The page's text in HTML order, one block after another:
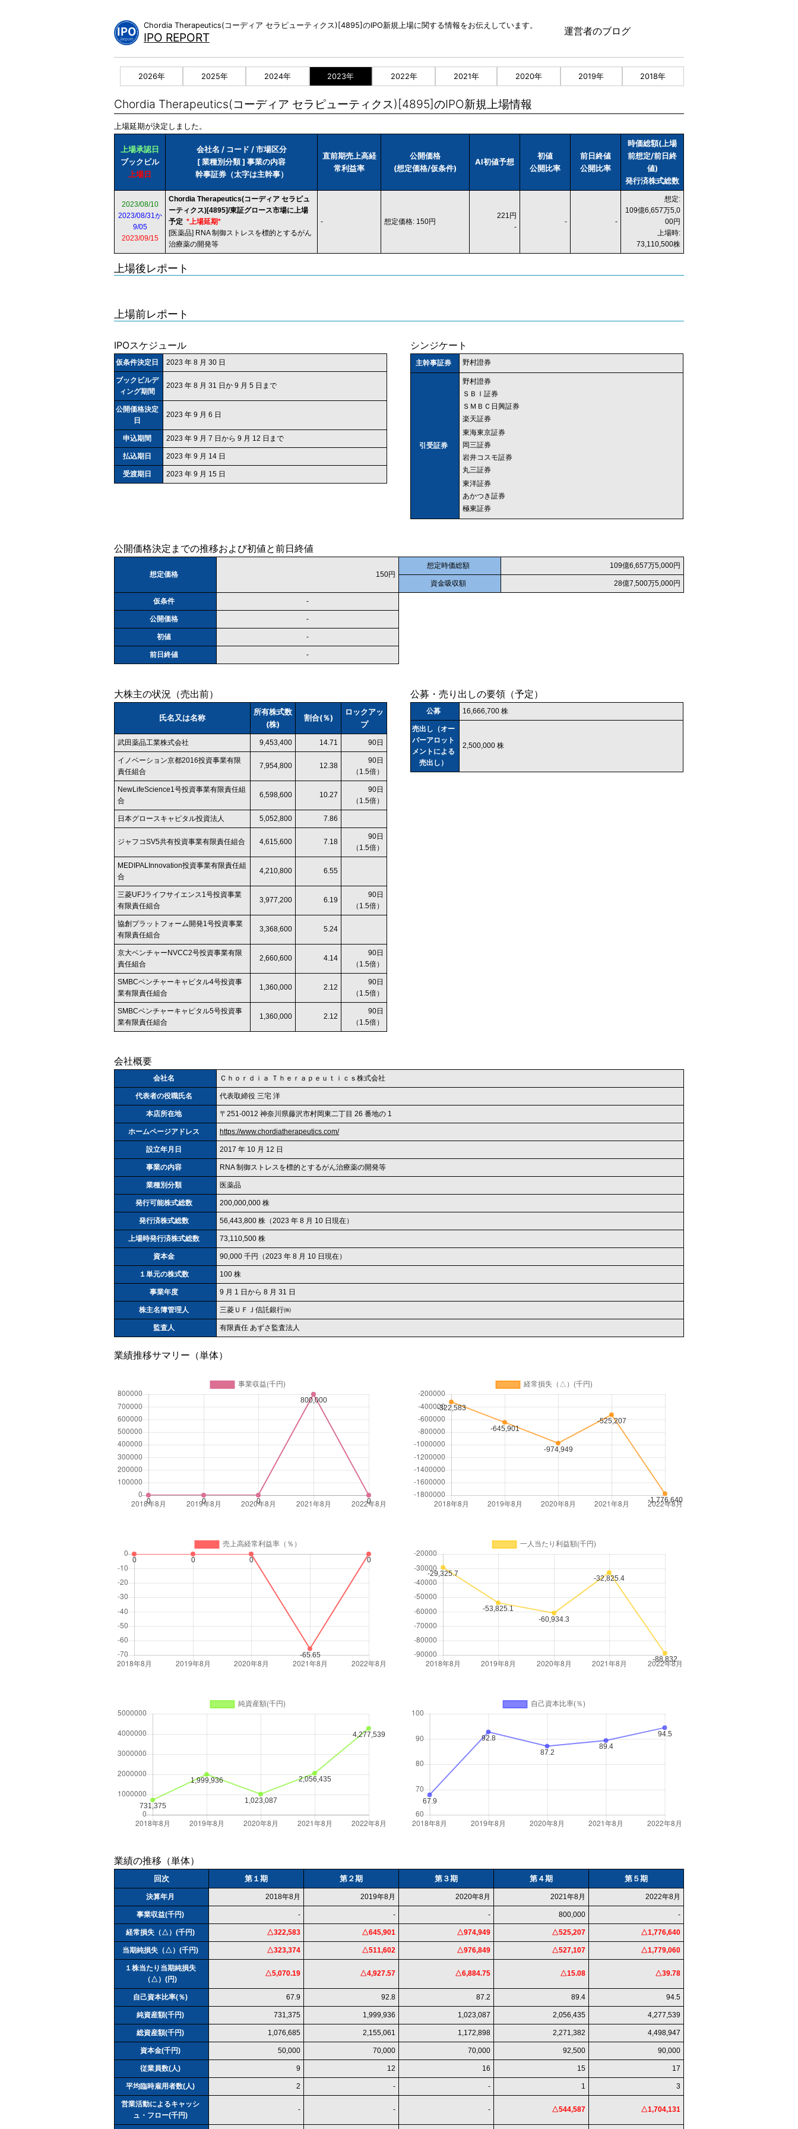
Chordia Therapeutics(コーディア セラピューティクス)[4895]のIPO新規上場に関する情報をお伝えしています。
IPO REPORT 運営者のブログ
2026年 2025年 2024年 2023年 2022年 2021年 2020年 2019年 2018年
Chordia Therapeutics(コーディア セラピューティクス)[4895]のIPO新規上場情報
上場延期が決定しました。
上場承認日
ブックビル
上場日
会社名 / コード / 市場区分
[ 業種別分類 ] 事業の内容
幹事証券（太字は主幹事）
直前期売上高経
常利益率
公開価格
(想定価格/仮条件)
AI初値予想
初値
公開比率
前日終値
公開比率
時価総額(上場
前想定/前日終
値)
発行済株式総数
2023/08/10
2023/08/31か
9/05
2023/09/15
Chordia Therapeutics(コーディア セラピュ
ーティクス)[4895]/東証グロース市場に上場
予定 *上場延期*
[医薬品] RNA 制御ストレスを標的とするがん
治療薬の開発等
- 想定価格: 150円
221円
-
- -
想定:
109億6,657万5,0
00円
上場時:
73,110,500株
上場後レポート
上場前レポート
IPOスケジュール
仮条件決定日 2023 年 8 月 30 日
ブックビルデ
ィング期間
2023 年 8 月 31 日か 9 月 5 日まで
公開価格決定
日
2023 年 9 月 6 日
申込期間 2023 年 9 月 7 日から 9 月 12 日まで
払込期日 2023 年 9 月 14 日
受渡期日 2023 年 9 月 15 日
シンジケート
主幹事証券 野村證券
引受証券
野村證券
ＳＢＩ証券
ＳＭＢＣ日興証券
楽天証券
東海東京証券
岡三証券
岩井コスモ証券
丸三証券
東洋証券
あかつき証券
極東証券
公開価格決定までの推移および初値と前日終値
想定価格 150円
想定時価総額 109億6,657万5,000円
資金吸収額 28億7,500万5,000円
仮条件 -
公開価格 -
初値 -
前日終値 -
大株主の状況（売出前）
氏名又は名称
所有株式数
(株)
割合(％)
ロックアッ
プ
武田薬品工業株式会社 9,453,400 14.71 90日
イノベーション京都2016投資事業有限
責任組合
7,954,800 12.38
90日
（1.5倍）
NewLifeScience1号投資事業有限責任組
合
6,598,600 10.27
90日
（1.5倍）
日本グロースキャピタル投資法人 5,052,800 7.86
ジャフコSV5共有投資事業有限責任組合 4,615,600 7.18
90日
（1.5倍）
MEDIPALInnovation投資事業有限責任組
合
4,210,800 6.55
三菱UFJライフサイエンス1号投資事業
有限責任組合
3,977,200 6.19
90日
（1.5倍）
協創プラットフォーム開発1号投資事業
有限責任組合
3,368,600 5.24
京大ベンチャーNVCC2号投資事業有限
責任組合
2,660,600 4.14
90日
（1.5倍）
SMBCベンチャーキャピタル4号投資事
業有限責任組合
1,360,000 2.12
90日
（1.5倍）
SMBCベンチャーキャピタル5号投資事
業有限責任組合
1,360,000 2.12
90日
（1.5倍）
公募・売り出しの要領（予定）
公募 16,666,700 株
売出し（オー
バーアロット
メントによる
売出し）
2,500,000 株
会社概要
会社名 Ｃｈｏｒｄｉａ Ｔｈｅｒａｐｅｕｔｉｃｓ株式会社
代表者の役職氏名 代表取締役 三宅 洋
本店所在地 〒251‐0012 神奈川県藤沢市村岡東二丁目 26 番地の 1
ホームページアドレス https://www.chordiatherapeutics.com/
設立年月日 2017 年 10 月 12 日
事業の内容 RNA 制御ストレスを標的とするがん治療薬の開発等
業種別分類 医薬品
発行可能株式総数 200,000,000 株
発行済株式総数 56,443,800 株（2023 年 8 月 10 日現在）
上場時発行済株式総数 73,110,500 株
資本金 90,000 千円（2023 年 8 月 10 日現在）
１単元の株式数 100 株
事業年度 9 月 1 日から 8 月 31 日
株主名簿管理人 三菱ＵＦＪ信託銀行㈱
監査人 有限責任 あずさ監査法人
業績推移サマリー（単体）
業績の推移（単体）
回次 第１期 第２期 第３期 第４期 第５期
決算年月 2018年8月 2019年8月 2020年8月 2021年8月 2022年8月
事業収益(千円) - - - 800,000 -
経常損失（△）(千円) △322,583 △645,901 △974,949 △525,207 △1,776,640
当期純損失（△）(千円) △323,374 △511,602 △976,849 △527,107 △1,779,060
１株当たり当期純損失
（△）(円)
△5,070.19 △4,927.57 △6,884.75 △15.08 △39.78
自己資本比率(％) 67.9 92.8 87.2 89.4 94.5
純資産額(千円) 731,375 1,999,936 1,023,087 2,056,435 4,277,539
総資産額(千円) 1,076,685 2,155,061 1,172,898 2,271,382 4,498,947
資本金(千円) 50,000 70,000 70,000 92,500 90,000
従業員数(人) 9 12 16 15 17
平均臨時雇用者数(人) 2 - - 1 3
営業活動によるキャッシ
ュ・フロー(千円)
- - - △544,587 △1,704,131